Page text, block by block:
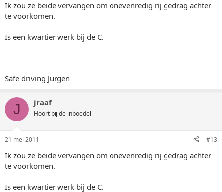
Ik zou ze beide vervangen om onevenredig rij gedrag achter
te voorkomen.
Is een kwartier werk bij de C.
Safe driving Jurgen
J jraaf
Hoort bij de inboedel
21 mei 2011 #13
Ik zou ze beide vervangen om onevenredig rij gedrag achter
te voorkomen.
Is een kwartier werk bij de C.